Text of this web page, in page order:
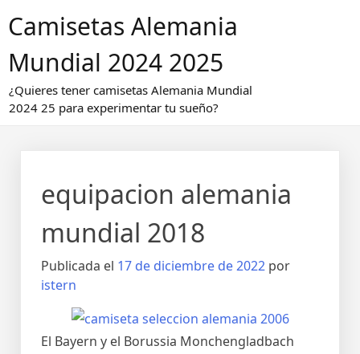
alCamisetas Alemania
Mundial 2024 2025
¿Quieres tener camisetas Alemania Mundial
2024 25 para experimentar tu sueño?
equipacion alemania
mundial 2018
Publicada el 17 de diciembre de 2022 por
istern
El Bayern y el Borussia Monchengladbach